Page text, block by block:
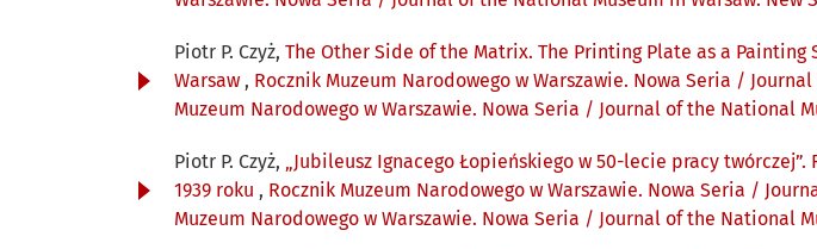
Piotr P. Czyż, The Other Side of the Matrix. The Printing Plate as a
Warsaw , Rocznik Muzeum Narodowego w Warszawie. Nowa Seria /
Muzeum Narodowego w Warszawie. Nowa Seria / Journal of the National
Piotr P. Czyż, „Jubileusz Ignacego Łopieńskiego w 50-lecie pracy
1939 roku , Rocznik Muzeum Narodowego w Warszawie. Nowa Seria /
Muzeum Narodowego w Warszawie. Nowa Seria / Journal of the National